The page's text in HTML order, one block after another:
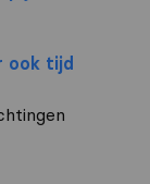
ook tijd